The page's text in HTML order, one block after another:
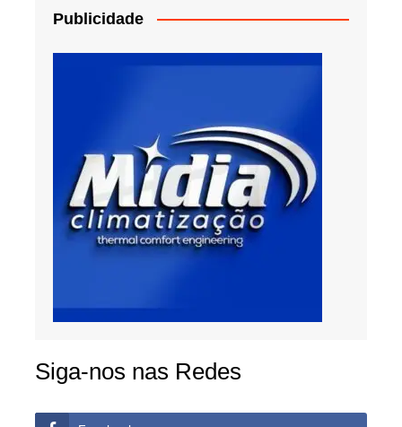
Publicidade
Siga-nos nas Redes